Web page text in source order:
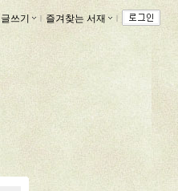
글쓰기 ｌ 즐겨찾는 서재 ｌ